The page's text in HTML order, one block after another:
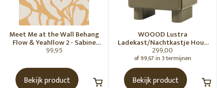
Meet Me at the Wall Behang
Flow & Yeahllow 2 - Sabine
van Vessem
99,95
Bekijk product
WOOOD Lustra
Ladekast/Nachtkastje Hout
Hoogglans Groen [Fsc]
299,00
of 99,67 in 3 termijnen
Bekijk product